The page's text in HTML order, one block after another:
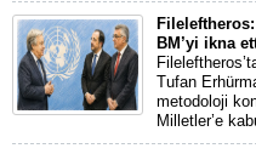
BM’yi ikna
Tufan
metodoloji
Milletler’e